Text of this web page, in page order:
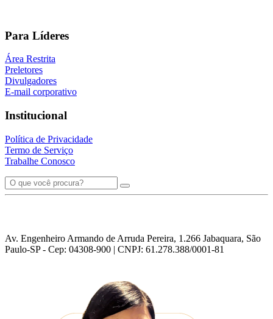
Para Líderes
Área Restrita
Preletores
Divulgadores
E-mail corporativo
Institucional
Política de Privacidade
Termo de Serviço
Trabalhe Conosco
Av. Engenheiro Armando de Arruda Pereira, 1.266 Jabaquara, São
Paulo-SP - Cep: 04308-900 | CNPJ: 61.278.388/0001-81